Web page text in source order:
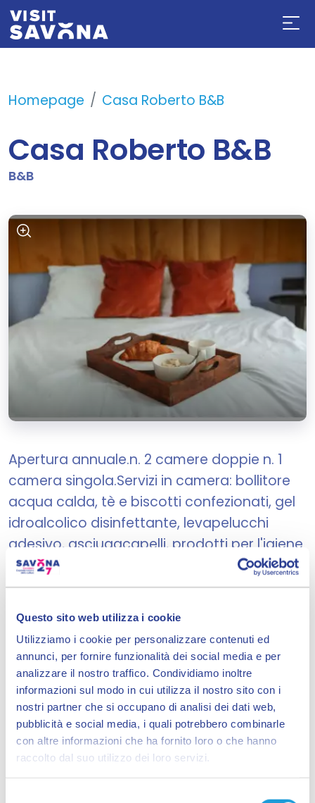
Questo sito web utilizza i cookie
Utilizziamo i cookie per personalizzare contenuti ed
annunci, per fornire funzionalità dei social media e per
analizzare il nostro traffico. Condividiamo inoltre
informazioni sul modo in cui utilizza il nostro sito con i
nostri partner che si occupano di analisi dei dati web,
pubblicità e social media, i quali potrebbero combinarle
con altre informazioni che ha fornito loro o che hanno
raccolto dal suo utilizzo dei loro servizi.
Homepage Casa Roberto B&B
Contatti:
Casa Roberto B&B
Via Alla Strà 25/B
Savona
Telefono3293133104
Casa Roberto B&B
B&B
Apertura annuale.n. 2 camere doppie n. 1
camera singola.Servizi in camera: bollitore
acqua calda, tè e biscotti confezionati, gel
idroalcolico disinfettante, levapelucchi
adesivo, asciugacapelli, prodotti per l'igiene
personale, cuscini extra.Servizi presenti :
parcheggio gratuito all'interno della
con doccia ad uso ad uso esclusivo